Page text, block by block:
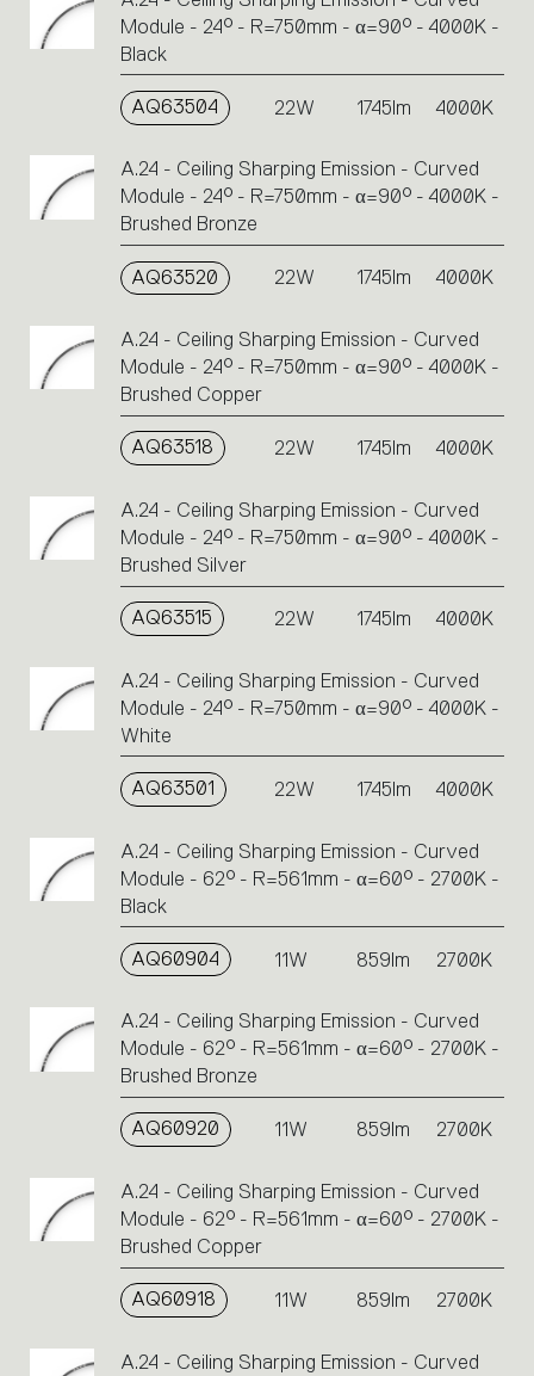
Module - 24° - R=750mm - α=90° - 4000K -
Black
AQ63504 22W 1745lm 4000K
A.24 - Ceiling Sharping Emission - Curved
Module - 24° - R=750mm - α=90° - 4000K -
Brushed Bronze
AQ63520 22W 1745lm 4000K
A.24 - Ceiling Sharping Emission - Curved
Module - 24° - R=750mm - α=90° - 4000K -
Brushed Copper
AQ63518 22W 1745lm 4000K
A.24 - Ceiling Sharping Emission - Curved
Module - 24° - R=750mm - α=90° - 4000K -
Brushed Silver
AQ63515 22W 1745lm 4000K
A.24 - Ceiling Sharping Emission - Curved
Module - 24° - R=750mm - α=90° - 4000K -
White
AQ63501 22W 1745lm 4000K
A.24 - Ceiling Sharping Emission - Curved
Module - 62° - R=561mm - α=60° - 2700K -
Black
AQ60904 11W 859lm 2700K
A.24 - Ceiling Sharping Emission - Curved
Module - 62° - R=561mm - α=60° - 2700K -
Brushed Bronze
AQ60920 11W 859lm 2700K
A.24 - Ceiling Sharping Emission - Curved
Module - 62° - R=561mm - α=60° - 2700K -
Brushed Copper
AQ60918 11W 859lm 2700K
A.24 - Ceiling Sharping Emission - Curved